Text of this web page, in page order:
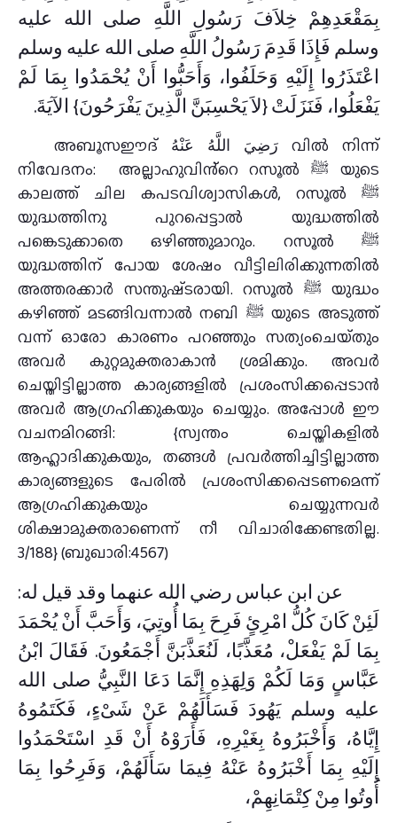
بِمَقْعَدِهِمْ خِلاَفَ رَسُولِ اللَّهِ صلى الله عليه
وسلم فَإِذَا قَدِمَ رَسُولُ اللَّهِ صلى الله عليه وسلم
اعْتَذَرُوا إِلَيْهِ وَحَلَفُوا، وَأَحَبُّوا أَنْ يُحْمَدُوا بِمَا لَمْ
يَفْعَلُوا، فَنَزَلَتْ ‏{‏لاَ يَحْسِبَنَّ الَّذِينَ يَفْرَحُونَ‏}‏ الآيَةَ‏.‏
അബൂസഈദ് رَضِيَ اللَّهُ عَنْهُ വിൽ നിന്ന്
നിവേദനം: അല്ലാഹുവിൻ്റെ റസൂൽ ﷺ യുടെ
കാലത്ത് ചില കപടവിശ്വാസികൾ, റസൂൽ ﷺ
യുദ്ധത്തിനു പുറപ്പെട്ടാൽ യുദ്ധത്തിൽ
പങ്കെടുക്കാതെ ഒഴിഞ്ഞുമാറും. റസൂൽ ﷺ
യുദ്ധത്തിന് പോയ ശേഷം വീട്ടിലിരിക്കുന്നതിൽ
അത്തരക്കാർ സന്തുഷ്‌ടരായി. റസൂൽ ﷺ യുദ്ധം
കഴിഞ്ഞ് മടങ്ങിവന്നാൽ നബി ﷺ യുടെ അടുത്ത്
വന്ന് ഓരോ കാരണം പറഞ്ഞും സത്യംചെയ്‌തും
അവർ കുറ്റമുക്തരാകാൻ ശ്രമിക്കും. അവർ
ചെയ്തിട്ടില്ലാത്ത കാര്യങ്ങളിൽ പ്രശംസിക്കപ്പെടാൻ
അവർ ആഗ്രഹിക്കുകയും ചെയ്യും. അപ്പോൾ ഈ
വചനമിറങ്ങി: {സ്വന്തം ചെയ്തികളിൽ
ആഹ്ലാദിക്കുകയും, തങ്ങൾ പ്രവർത്തിച്ചിട്ടില്ലാത്ത
കാര്യങ്ങളുടെ പേരിൽ പ്രശംസിക്കപ്പെടണമെന്ന്
ആഗ്രഹിക്കുകയും ചെയ്യുന്നവർ
ശിക്ഷാമുക്തരാണെന്ന് നീ വിചാരിക്കേണ്ടതില്ല.
3/188} (ബുഖാരി:4567)
عن ابن عباس رضي الله عنهما وقد قيل له:
لَئِنْ كَانَ كُلُّ امْرِئٍ فَرِحَ بِمَا أُوتِيَ، وَأَحَبَّ أَنْ يُحْمَدَ
بِمَا لَمْ يَفْعَلْ، مُعَذَّبًا، لَنُعَذَّبَنَّ أَجْمَعُونَ‏.‏ فَقَالَ ابْنُ
عَبَّاسٍ وَمَا لَكُمْ وَلِهَذِهِ إِنَّمَا دَعَا النَّبِيُّ صلى الله
عليه وسلم يَهُودَ فَسَأَلَهُمْ عَنْ شَىْءٍ، فَكَتَمُوهُ
إِيَّاهُ، وَأَخْبَرُوهُ بِغَيْرِهِ، فَأَرَوْهُ أَنْ قَدِ اسْتَحْمَدُوا
إِلَيْهِ بِمَا أَخْبَرُوهُ عَنْهُ فِيمَا سَأَلَهُمْ، وَفَرِحُوا بِمَا
أُوتُوا مِنْ كِتْمَانِهِمْ،